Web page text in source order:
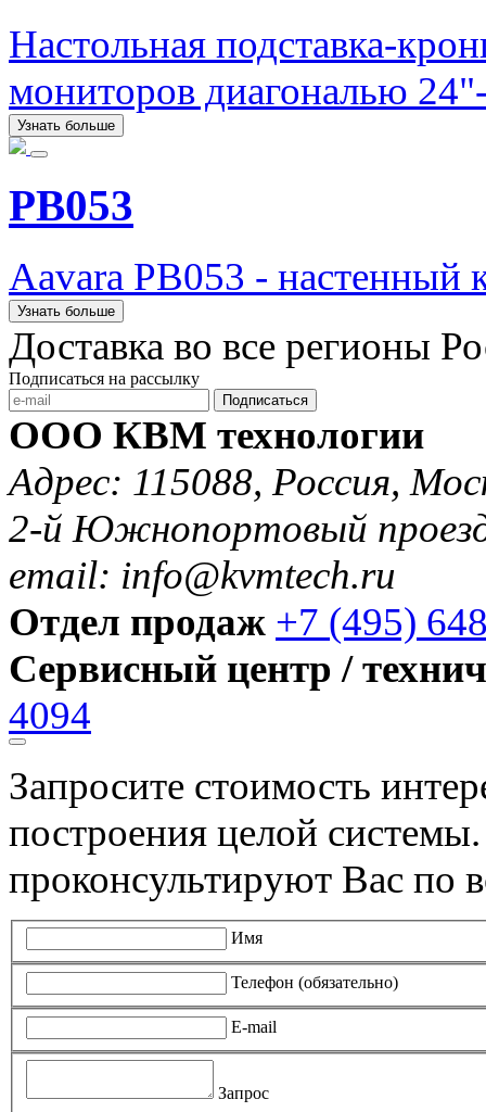
Настольная подставка-
мониторов диагональю
Узнать больше
PB053
Aavara PB053 - настенный
Узнать больше
Доставка во все регионы
Подписаться на рассылку
Подписаться
ООО КВМ технологии
Адрес: 115088, Россия,
2-й Южнопортовый
email: info@kvmtech.ru
Отдел продаж +7 (495)
Сервисный центр /
4094
Запросите стоимость
построения целой
проконсультируют Вас по
Имя
Телефон (обязательно)
E-mail
Запрос